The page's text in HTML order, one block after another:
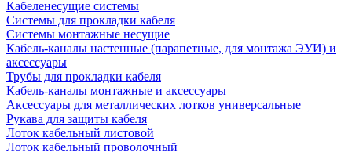
Кабеленесущие системы
Системы для прокладки кабеля
Системы монтажные несущие
Кабель-каналы настенные (парапетные, для монтажа ЭУИ) и
аксессуары
Трубы для прокладки кабеля
Кабель-каналы монтажные и аксессуары
Аксессуары для металлических лотков универсальные
Рукава для защиты кабеля
Лоток кабельный листовой
Лоток кабельный проволочный